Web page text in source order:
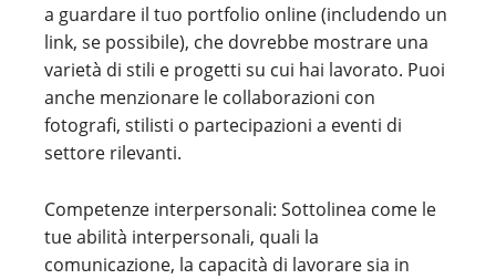
a guardare il tuo portfolio online (includendo un
link, se possibile), che dovrebbe mostrare una
varietà di stili e progetti su cui hai lavorato. Puoi
anche menzionare le collaborazioni con
fotografi, stilisti o partecipazioni a eventi di
settore rilevanti.
Competenze interpersonali: Sottolinea come le
tue abilità interpersonali, quali la
comunicazione, la capacità di lavorare sia in